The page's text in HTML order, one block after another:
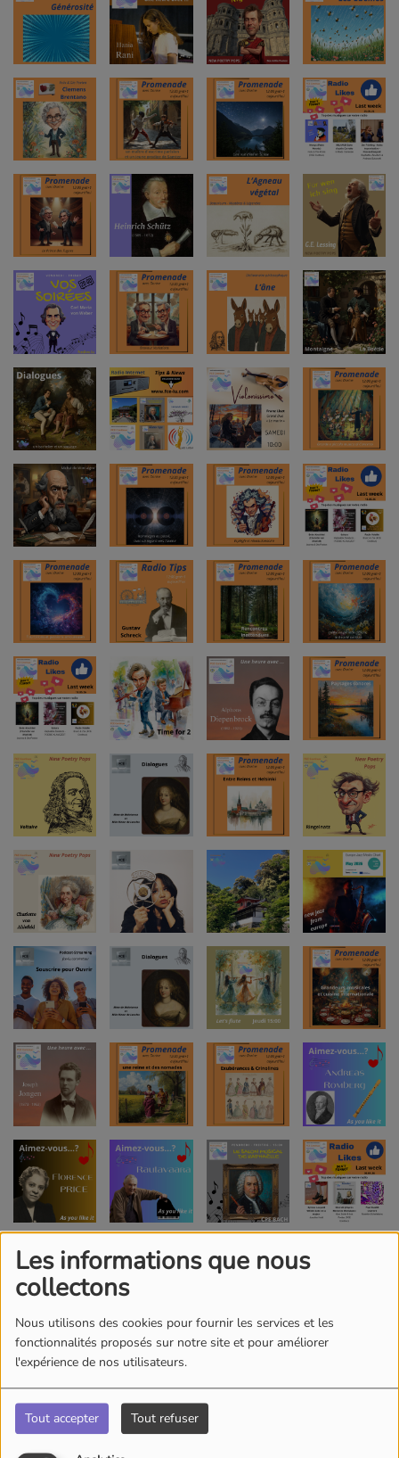
Les informations que nous
collectons
Nous utilisons des cookies pour fournir les services et les
fonctionnalités proposés sur notre site et pour améliorer
l'expérience de nos utilisateurs.
Tout accepter Tout refuser